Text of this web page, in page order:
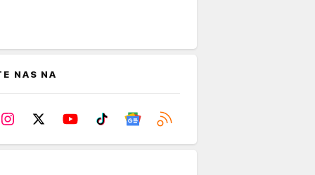
NAS NA